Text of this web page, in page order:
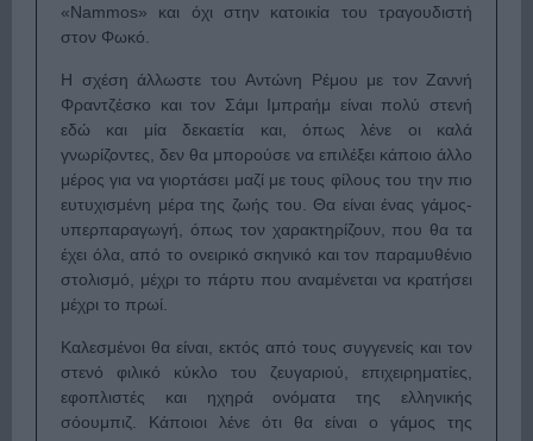
«Nammos» και όχι στην κατοικία του τραγουδιστή
στον Φωκό.
Η σχέση άλλωστε του Αντώνη Ρέμου με τον Ζαννή
Φραντζέσκο και τον Σάμι Ιμπραήμ είναι πολύ στενή
εδώ και μία δεκαετία και, όπως λένε οι καλά
γνωρίζοντες, δεν θα μπορούσε να επιλέξει κάποιο άλλο
μέρος για να γιορτάσει μαζί με τους φίλους του την πιο
ευτυχισμένη μέρα της ζωής του. Θα είναι ένας γάμος-
υπερπαραγωγή, όπως τον χαρακτηρίζουν, που θα τα
έχει όλα, από το ονειρικό σκηνικό και τον παραμυθένιο
στολισμό, μέχρι το πάρτυ που αναμένεται να κρατήσει
μέχρι το πρωί.
Καλεσμένοι θα είναι, εκτός από τους συγγενείς και τον
στενό φιλικό κύκλο του ζευγαριού, επιχειρηματίες,
εφοπλιστές και ηχηρά ονόματα της ελληνικής
σόουμπιζ. Κάποιοι λένε ότι θα είναι ο γάμος της